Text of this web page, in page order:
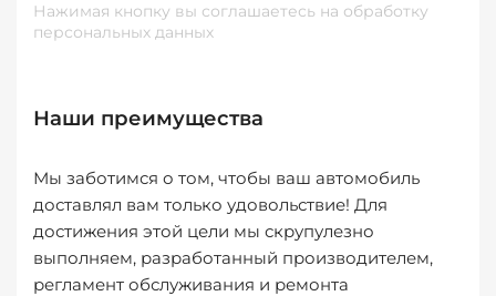
Нажимая кнопку вы соглашаетесь на обработку
персональных данных
Наши преимущества
Мы заботимся о том, чтобы ваш автомобиль
доставлял вам только удовольствие! Для
достижения этой цели мы скрупулезно
выполняем, разработанный производителем,
регламент обслуживания и ремонта